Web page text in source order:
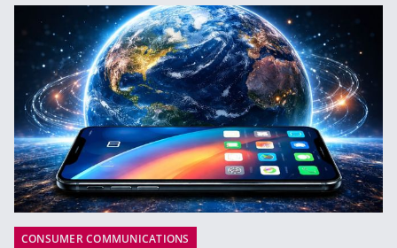
CONSUMER COMMUNICATIONS